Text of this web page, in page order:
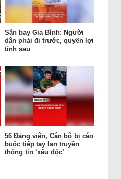
Sân bay Gia Bình: Người
dân phải đi trước, quyền lợi
tính sau
56 Đảng viên, Cán bộ bị cáo
buộc tiếp tay lan truyền
thông tin ‘xấu độc’